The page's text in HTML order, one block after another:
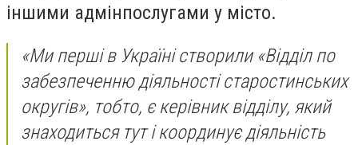
іншими адмінпослугами у місто.
«Ми перші в Україні створили «Відділ по
забезпеченню діяльності старостинських
округів», тобто, є керівник відділу, який
знаходиться тут і координує діяльність